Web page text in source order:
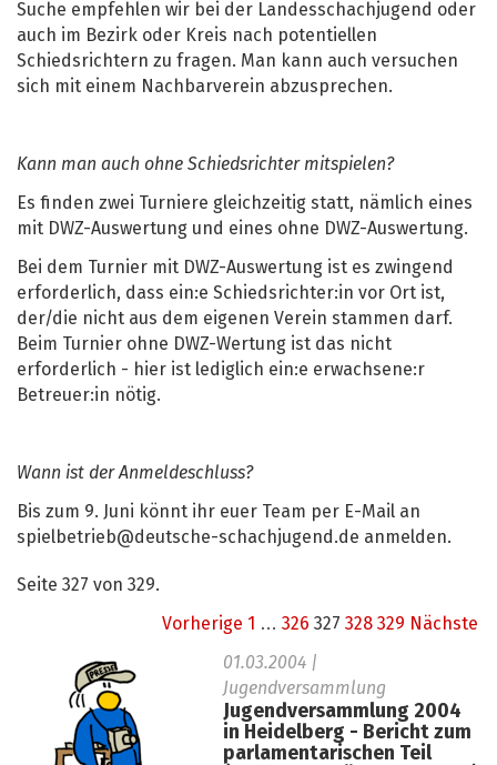
Suche empfehlen wir bei der Landesschachjugend oder
auch im Bezirk oder Kreis nach potentiellen
Schiedsrichtern zu fragen. Man kann auch versuchen
sich mit einem Nachbarverein abzusprechen.
Kann man auch ohne Schiedsrichter mitspielen?
Es finden zwei Turniere gleichzeitig statt, nämlich eines
mit DWZ-Auswertung und eines ohne DWZ-Auswertung.
Bei dem Turnier mit DWZ-Auswertung ist es zwingend
erforderlich, dass ein:e Schiedsrichter:in vor Ort ist,
der/die nicht aus dem eigenen Verein stammen darf.
Beim Turnier ohne DWZ-Wertung ist das nicht
erforderlich - hier ist lediglich ein:e erwachsene:r
Betreuer:in nötig.
Wann ist der Anmeldeschluss?
Bis zum 9. Juni könnt ihr euer Team per E-Mail an
spielbetrieb@deutsche-schachjugend.de anmelden.
Seite 327 von 329.
Vorherige 1 … 326 327 328 329 Nächste
01.03.2004 |
Jugendversammlung
Jugendversammlung 2004
in Heidelberg - Bericht zum
parlamentarischen Teil